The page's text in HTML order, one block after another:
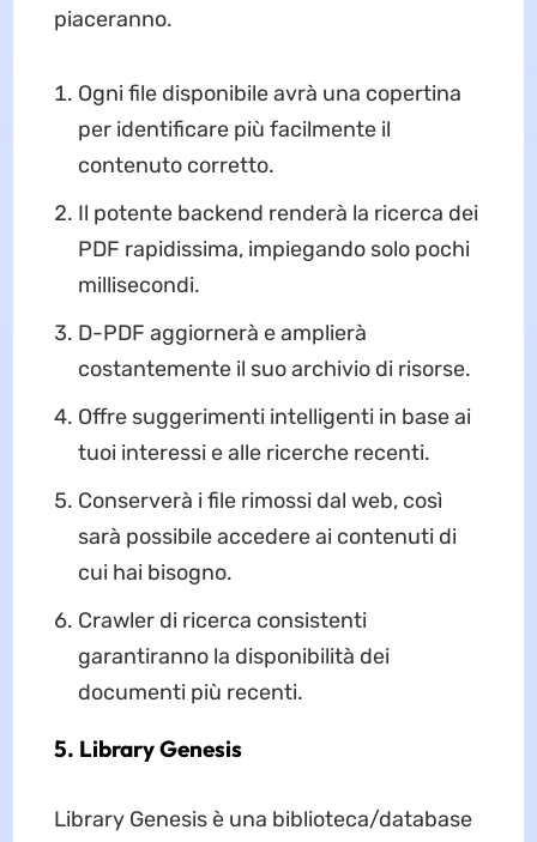
piaceranno.
Ogni file disponibile avrà una copertina
per identificare più facilmente il
contenuto corretto.
Il potente backend renderà la ricerca dei
PDF rapidissima, impiegando solo pochi
millisecondi.
D-PDF aggiornerà e amplierà
costantemente il suo archivio di risorse.
Offre suggerimenti intelligenti in base ai
tuoi interessi e alle ricerche recenti.
Conserverà i file rimossi dal web, così
sarà possibile accedere ai contenuti di
cui hai bisogno.
Crawler di ricerca consistenti
garantiranno la disponibilità dei
documenti più recenti.
5. Library Genesis
Library Genesis è una biblioteca/database